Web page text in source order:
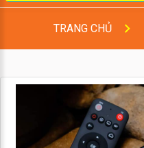
TRANG CHỦ